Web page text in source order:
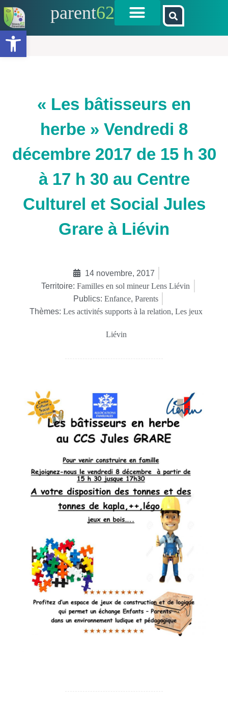
Ouvrir la barre d’outils
parent62
« Les bâtisseurs en
herbe » Vendredi 8
décembre 2017 de 15 h 30
à 17 h 30 au Centre
Culturel et Social Jules
Grare à Liévin
14 novembre, 2017
Territoire: Familles en sol mineur Lens Liévin
Publics: Enfance, Parents
Thèmes: Les activités supports à la relation, Les jeux
Liévin